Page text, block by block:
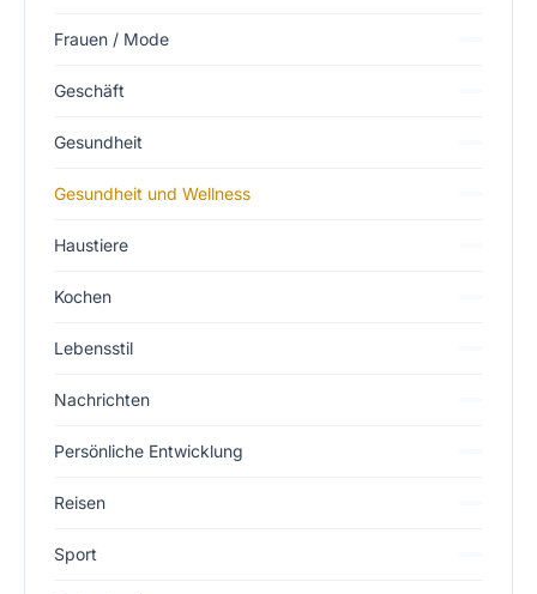
Frauen / Mode
Geschäft
Gesundheit
Gesundheit und Wellness
Haustiere
Kochen
Lebensstil
Nachrichten
Persönliche Entwicklung
Reisen
Sport